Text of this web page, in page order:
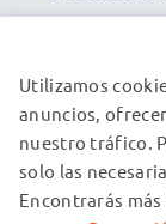
NUESTROS
Utilizamos
anuncios,
nuestro tráfico.
solo las
Encontrarás